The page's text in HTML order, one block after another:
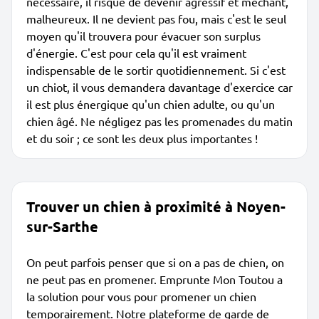
malheureux. Il ne devient pas fou, mais c'est le seul
moyen qu'il trouvera pour évacuer son surplus
d'énergie. C'est pour cela qu'il est vraiment
indispensable de le sortir quotidiennement. Si c'est
un chiot, il vous demandera davantage d'exercice car
il est plus énergique qu'un chien adulte, ou qu'un
chien âgé. Ne négligez pas les promenades du matin
et du soir ; ce sont les deux plus importantes !
Trouver un chien à proximité à Noyen-
sur-Sarthe
On peut parfois penser que si on a pas de chien, on
ne peut pas en promener. Emprunte Mon Toutou a
la solution pour vous pour promener un chien
temporairement. Notre plateforme de garde de